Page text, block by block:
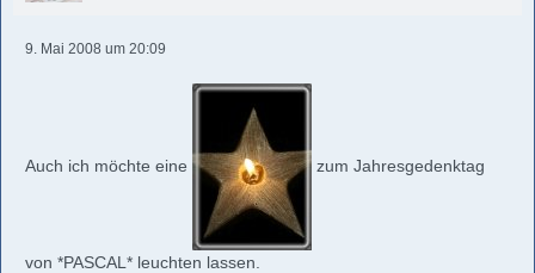
9. Mai 2008 um 20:09
Auch ich möchte eine zum Jahresgedenktag
von *PASCAL* leuchten lassen.